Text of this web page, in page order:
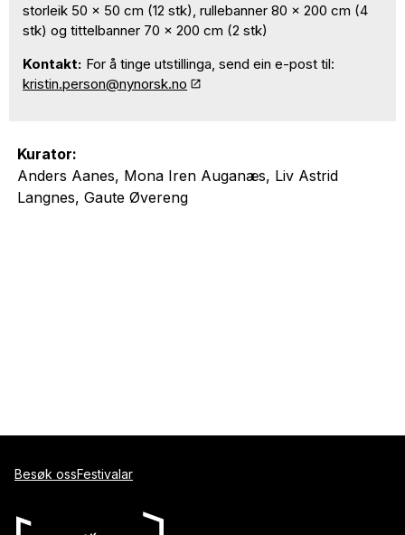
storleik 50 x 50 cm (12 stk), rullebanner 80 x 200 cm (4
stk) og tittelbanner 70 x 200 cm (2 stk)
Kontakt: For å tinge utstillinga, send ein e-post til:
kristin.person@nynorsk.no
Kurator:
Anders Aanes, Mona Iren Auganæs, Liv Astrid
Langnes, Gaute Øvereng
Besøk ossFestivalar